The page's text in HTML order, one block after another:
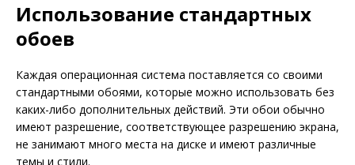
Использование стандартных
обоев
Каждая операционная система поставляется со своими
стандартными обоями, которые можно использовать без
каких-либо дополнительных действий. Эти обои обычно
имеют разрешение, соответствующее разрешению экрана,
не занимают много места на диске и имеют различные
темы и стили.